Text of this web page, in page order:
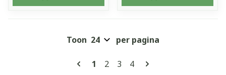
Pagina's
U lees momenteel pagina
1 Pagina
2 Pagina
3 Pagina
4
Toon per pagina